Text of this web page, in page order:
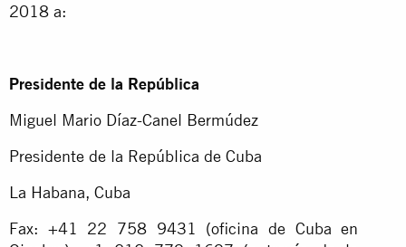
2018 a:
Presidente de la República
Miguel Mario Díaz-Canel Bermúdez
Presidente de la República de Cuba
La Habana, Cuba
Fax: +41 22 758 9431 (oficina de Cuba en